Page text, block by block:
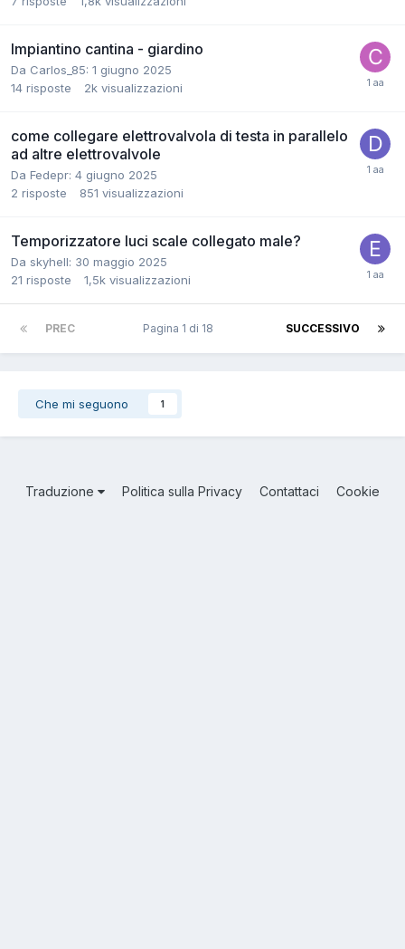
Impiantino cantina - giardino
Da Carlos_85: 1 giugno 2025
14 risposte 2k visualizzazioni
come collegare elettrovalvola di testa in parallelo
ad altre elettrovalvole
Da Fedepr: 4 giugno 2025
2 risposte 851 visualizzazioni
Temporizzatore luci scale collegato male?
Da skyhell: 30 maggio 2025
21 risposte 1,5k visualizzazioni
PREC SUCCESSIVO
Pagina 1 di 18
Che mi seguono 1
Traduzione Politica sulla Privacy Contattaci Cookie